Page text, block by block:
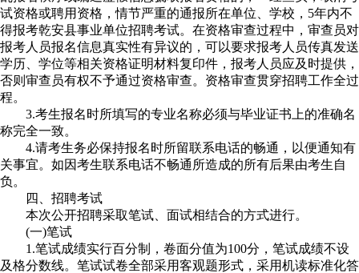
试资格或聘用资格，情节严重的通报所在单位、学校，5年内不
得报考乾安县事业单位招聘考试。在资格审查过程中，审查员对
报考人员报名信息真实性有异议的，可以要求报考人员传真发送
学历、学位等相关资格证明材料复印件，报考人员应及时提供，
否则审查员有权不予通过资格审查。资格审查贯穿招聘工作全过
程。
3.考生报名时所填写的专业名称必须与毕业证书上的准确名
称完全一致。
4.请考生务必保持报名时所留联系电话的畅通，以便通知有
关事宜。如因考生联系电话不畅通所造成的所有后果由考生自
负。
四、招聘考试
本次公开招聘采取笔试、面试相结合的方式进行。
(一)笔试
1.笔试成绩实行百分制，卷面分值为100分，笔试成绩不设
及格分数线。笔试试卷全部采用客观题形式，采用机读标准化答